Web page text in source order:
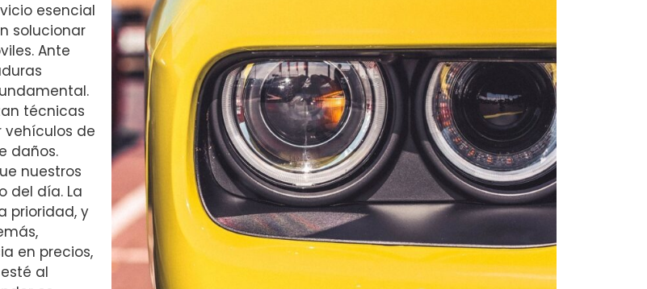
esencial
solucionar
Ante
técnicas
de
daños.
nuestros
del día. La
prioridad, y
en precios,
al